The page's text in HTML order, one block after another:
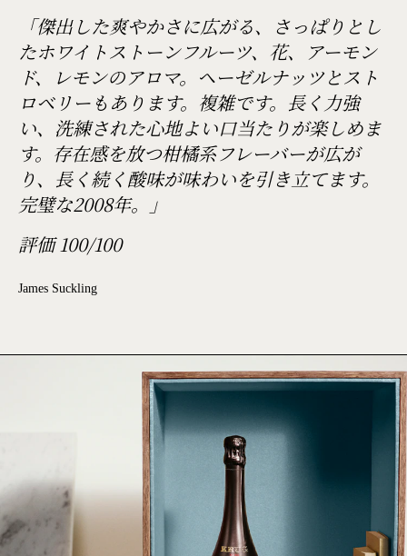
「傑出した爽やかさに広がる、さっぱりとし
たホワイトストーンフルーツ、花、アーモン
ド、レモンのアロマ。ヘーゼルナッツとスト
ロベリーもあります。複雑です。長く力強
い、洗練された心地よい口当たりが楽しめま
す。存在感を放つ柑橘系フレーバーが広が
り、長く続く酸味が味わいを引き立てます。
完璧な2008年。」
評価 100/100
James Suckling